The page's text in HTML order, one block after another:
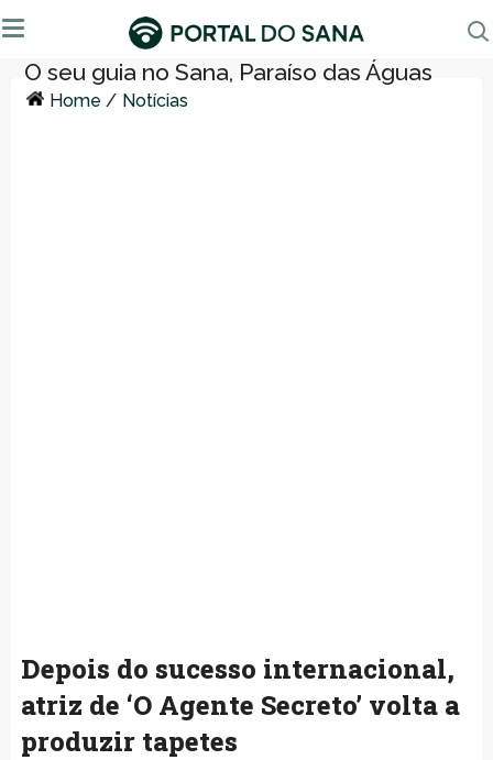
Home / Notícias
Depois do sucesso internacional,
atriz de ‘O Agente Secreto’ volta a
produzir tapetes